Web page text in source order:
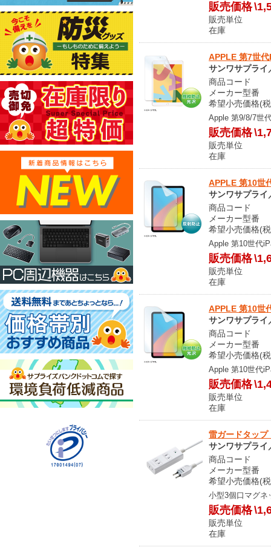
販売価格
販売単
在庫 メ
APPLE 第7世
サンワサプライ
商品コード
メーカー型番
希望小売価格(
Apple 第9/8/7世
販売価格
販売単
在庫 メ
APPLE 第10世
サンワサプライ
商品コード
メーカー型
希望小売価格(
Apple 第10世代
販売価格
販売単
在庫 メ
APPLE 第10世
サンワサプライ
商品コード
メーカー型番
希望小売価格(
Apple 第10世代
販売価格
販売単
在庫 メ
雷ガードタッ
サンワサプライ
商品コード
メーカー型番
希望小売価格(
小型3個口マグネ
販売価格
販売単
在庫 メ